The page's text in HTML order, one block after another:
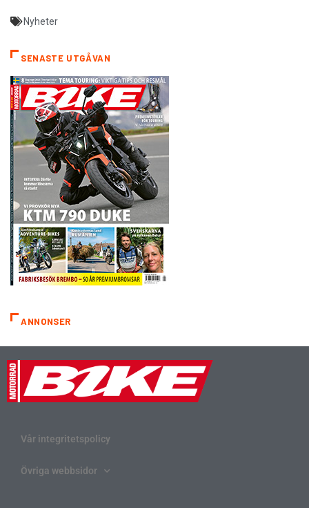
Nyheter
SENASTE UTGÅVAN
ANNONSER
Vår integritetspolicy
Övriga webbsidor